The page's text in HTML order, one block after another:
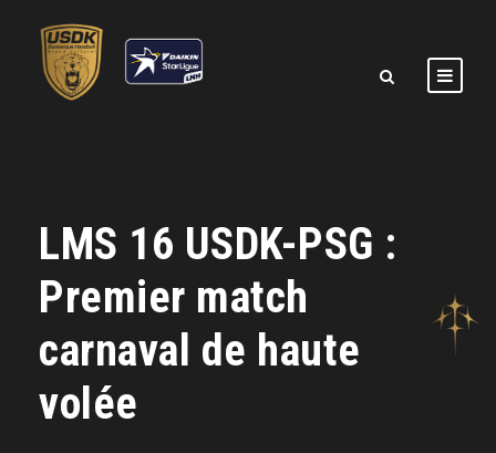
LMS 16 USDK-PSG :
Premier match
carnaval de haute
volée